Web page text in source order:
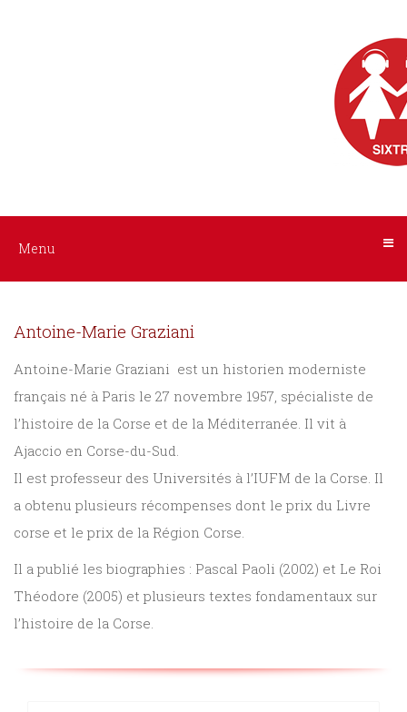
Menu
NOS
livres
Littérature
/
Suspense
Histoire
humaines
A
PARAÎTRE
CONTACT
Antoine-Marie Graziani
Antoine-Marie Graziani est un historien moderniste
français né à Paris le 27 novembre 1957, spécialiste de
l’histoire de la Corse et de la Méditerranée. Il vit à
Ajaccio en Corse-du-Sud.
Il est professeur des Universités à l’IUFM de la Corse. Il
a obtenu plusieurs récompenses dont le prix du Livre
corse et le prix de la Région Corse.
Il a publié les biographies : Pascal Paoli (2002) et Le Roi
Théodore (2005) et plusieurs textes fondamentaux sur
l’histoire de la Corse.